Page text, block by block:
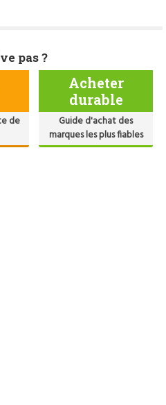
pas ?
de
Acheter
durable
Guide d'achat des
marques les plus fiables